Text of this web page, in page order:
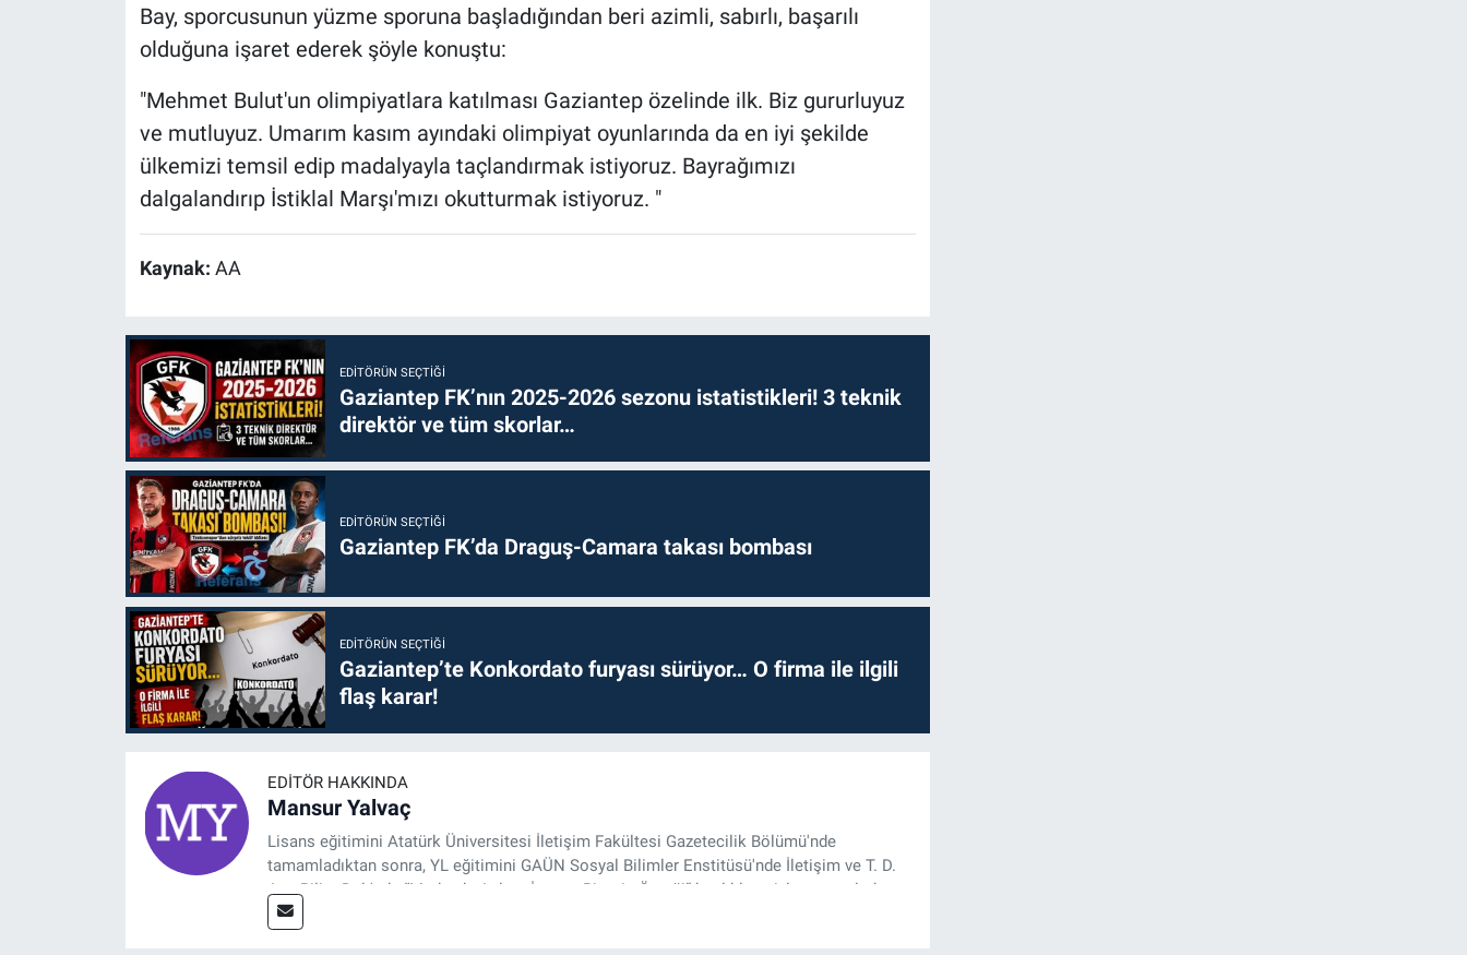
Bay, sporcusunun yüzme sporuna başladığından beri azimli, sabırlı, başarılı
olduğuna işaret ederek şöyle konuştu:
"Mehmet Bulut'un olimpiyatlara katılması Gaziantep özelinde ilk. Biz gururluyuz
ve mutluyuz. Umarım kasım ayındaki olimpiyat oyunlarında da en iyi şekilde
ülkemizi temsil edip madalyayla taçlandırmak istiyoruz. Bayrağımızı
dalgalandırıp İstiklal Marşı'mızı okutturmak istiyoruz. "
Kaynak: AA
EDITÖRÜN SEÇTIĞI
Gaziantep FK’nın 2025-2026 sezonu istatistikleri! 3 teknik
direktör ve tüm skorlar…
EDITÖRÜN SEÇTIĞI
Gaziantep FK’da Draguş-Camara takası bombası
EDITÖRÜN SEÇTIĞI
Gaziantep’te Konkordato furyası sürüyor… O firma ile ilgili
flaş karar!
EDITÖR HAKKINDA
Mansur Yalvaç
Lisans eğitimini Atatürk Üniversitesi İletişim Fakültesi Gazetecilik Bölümü'nde
tamamladıktan sonra, YL eğitimini GAÜN Sosyal Bilimler Enstitüsü'nde İletişim ve T. D.
Ana Bilim Dalı'nda “Medyada Anlam İnşası: Bitcoin Örneği” başlıklı teziyle tamamladı.
2014 yılında başladığı profesyonel kariyerini halen Referansgazetesi.com.tr'de Güncel,